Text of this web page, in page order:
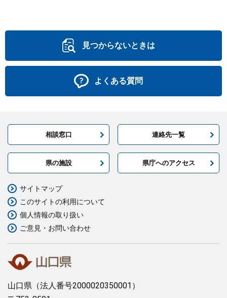
見つからないときは
よくある質問
相談窓口 連絡先一覧
県の施設 県庁へのアクセス
山口県 （法人番号2000020350001）
サイトマップ
このサイトの利用について
個人情報の取り扱い
ご意見・お問い合わせ